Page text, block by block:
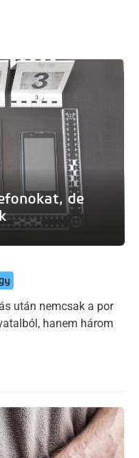
de
után nemcsak a por
hanem három